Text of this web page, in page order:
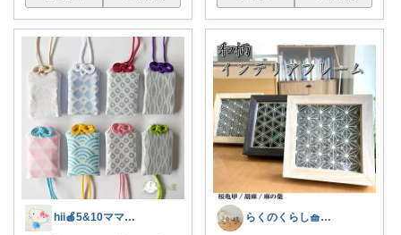
hii🍎5&10ママ♡感謝です♡ らくのくらし🧺手しごとで暮らしを整える